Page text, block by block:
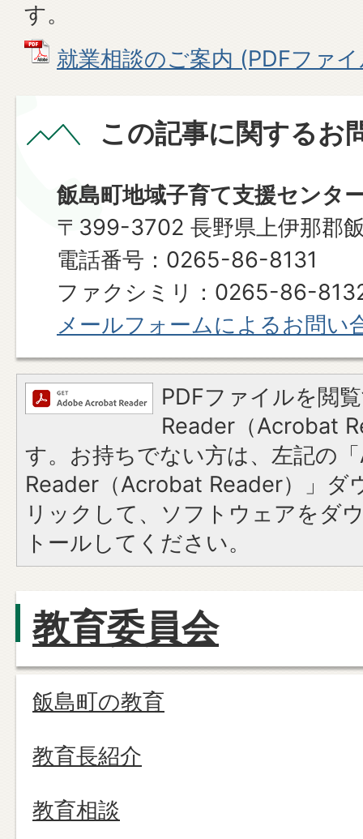
す。
就業相談のご案内 (PDFファ
この記事に関するお
飯島町地域子育て支援センタ
〒399-3702 長野県上伊那郡
電話番号：0265-86-8131
ファクシミリ：0265-86-
メールフォームによるお問い
PDFファイルを閲
Reader（Acrobat
す。お持ちでない方は、左記の
Reader（Acrobat Reader）」ダ
リックして、ソフトウェアをダ
トールしてください。
教育委員会
飯島町の教育
教育長紹介
教育相談